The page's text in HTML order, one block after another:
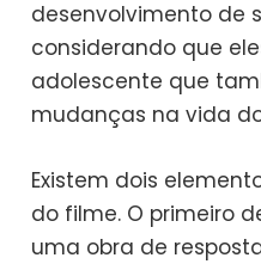
desenvolvimento de
considerando que
adolescente que
mudanças na vida
Existem dois
do filme. O primeiro
uma obra de